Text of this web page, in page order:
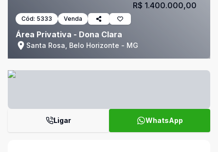
Cód: 5333 Venda
Área Privativa - Dona Clara
Santa Rosa, Belo Horizonte - MG
R$ 1.400.000,00
Ligar WhatsApp